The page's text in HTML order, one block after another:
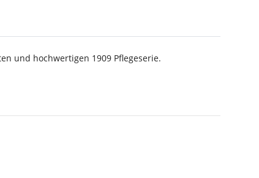
und hochwertigen 1909 Pflegeserie.